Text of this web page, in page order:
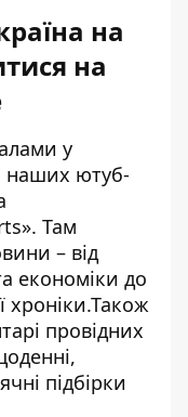
на
на
у
наших ютуб-
. Там
– від
економіки до
хроніки.Також
провідних
підбірки